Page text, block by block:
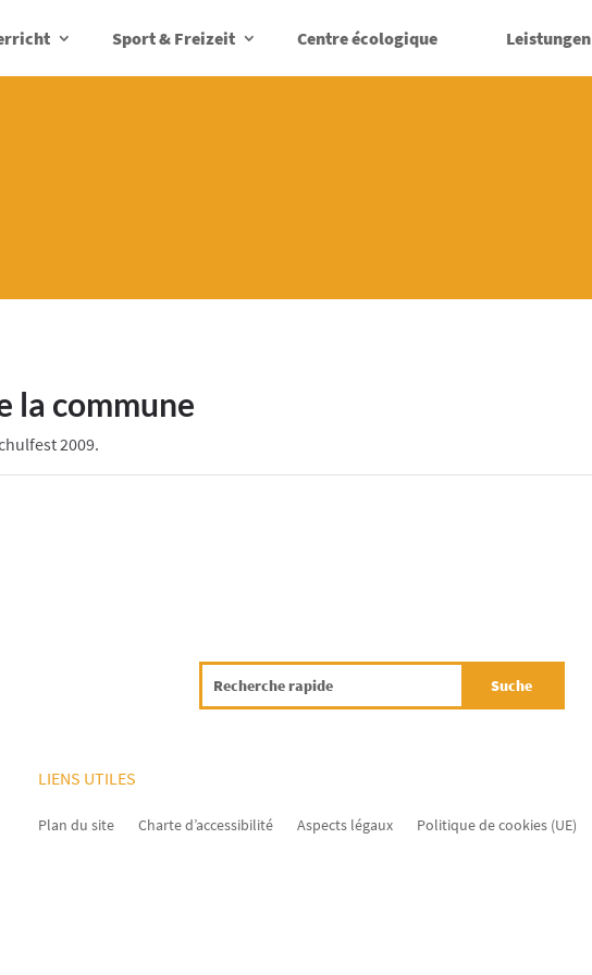
Sport & Freizeit Centre écologique Leistungen
la commune
2009.
LIENS UTILES
Plan du site Charte d’accessibilité Aspects légaux Politique de cookies (UE)